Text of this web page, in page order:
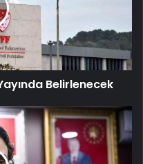
Belirlenecek